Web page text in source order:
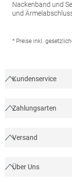
Nackenband und
und Ärmelabschluss aus 1x1
waschbarTrockner
textil.de
* Preise inkl.
Kundenservice
Zahlungsarten
Versand
Über Uns